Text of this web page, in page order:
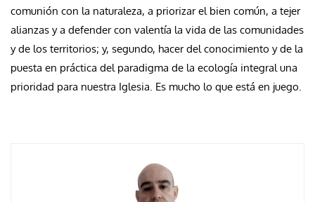
comunión con la naturaleza, a priorizar el bien común, a tejer
alianzas y a defender con valentía la vida de las comunidades
y de los territorios; y, segundo, hacer del conocimiento y de la
puesta en práctica del paradigma de la ecología integral una
prioridad para nuestra Iglesia. Es mucho lo que está en juego.